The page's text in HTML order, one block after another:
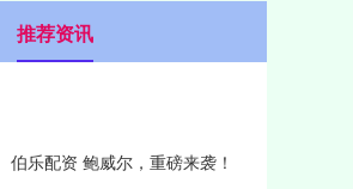
推荐资讯
伯乐配资 鲍威尔，重磅来袭！